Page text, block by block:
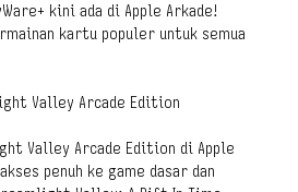
kini ada di Apple Arkade!
kartu populer untuk semua
Valley Arcade Edition
Valley Arcade Edition di Apple
penuh ke game dasar dan